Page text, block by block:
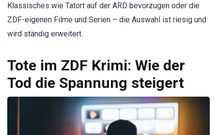
Klassisches wie Tatort auf der ARD bevorzugen oder die
ZDF-eigenen Filme und Serien – die Auswahl ist riesig und
wird ständig erweitert.
Tote im ZDF Krimi: Wie der
Tod die Spannung steigert